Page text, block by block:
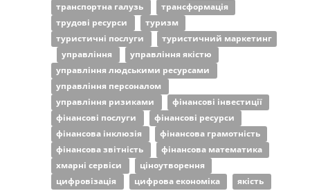
транспортна галузь
трансформація
трудові ресурси
туризм
туристичні послуги
туристичний маркетинг
управління
управління якістю
управління людськими ресурсами
управління персоналом
управління ризиками
фінансові інвестиції
фінансові послуги
фінансові ресурси
фінансова інклюзія
фінансова грамотність
фінансова звітність
фінансова математика
хмарні сервіси
ціноутворення
цифровізація
цифрова економіка якість